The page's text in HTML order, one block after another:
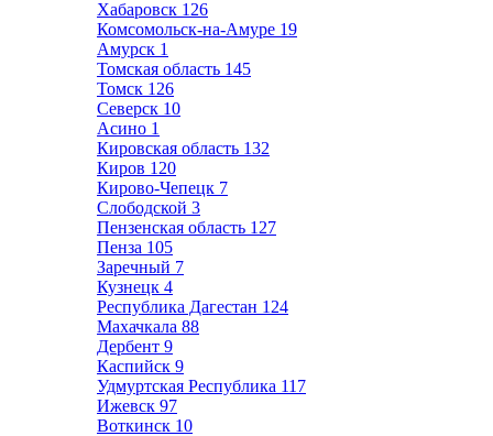
Хабаровск 126
Комсомольск-на-Амуре 19
Амурск 1
Томская область 145
Томск 126
Северск 10
Асино 1
Кировская область 132
Киров 120
Кирово-Чепецк 7
Слободской 3
Пензенская область 127
Пенза 105
Заречный 7
Кузнецк 4
Республика Дагестан 124
Махачкала 88
Дербент 9
Каспийск 9
Удмуртская Республика 117
Ижевск 97
Воткинск 10